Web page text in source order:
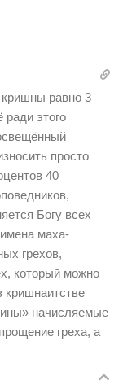
кришны равно 3
этого
просто
40
Богу всех
маха-
грехов,
который можно
кришнаитстве
начисляемые
греха, а